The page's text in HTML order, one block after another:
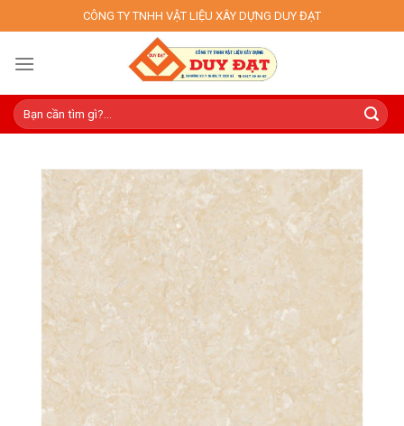
to
content
CÔNG TY TNHH VẬT LIỆU XÂY DỰNG DUY ĐẠT